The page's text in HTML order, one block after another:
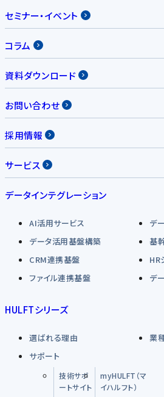
セミナー・イベント
コラム
資料ダウンロード
お問い合わせ
採用情報
サービス
データインテグレーション
AI活用サービス
デ
データ活用基盤構築
基
CRM連携基盤
HR
ファイル連携基盤
デ
HULFTシリーズ
選ばれる理由
業
サポート
技術サポ
ートサイト
myHULFT（マ
イハルフト）